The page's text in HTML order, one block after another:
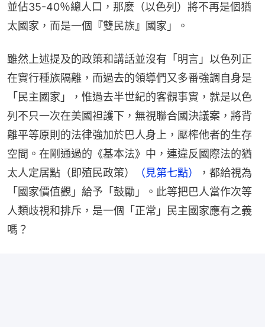
並佔35-40％總人口，那麼（以色列）將不再是個猶
太國家，而是一個『雙民族』國家」。
雖然上述提及的政策和講話並沒有「明言」以色列正
在實行種族隔離，而過去的領導們又多番強調自身是
「民主國家」，惟過去半世紀的客觀事實，就是以色
列不只一次在美國袒護下，無視聯合國決議案，將背
離平等原則的法律強加於巴人身上，壓榨他者的生存
空間。在剛通過的《基本法》中，連違反國際法的猶
太人定居點（即殖民政策）
（見第七點）
，都給視為
「國家價值觀」給予「鼓勵」。此等把巴人當作次等
人類歧視和排斥，是一個「正常」民主國家應有之義
嗎？